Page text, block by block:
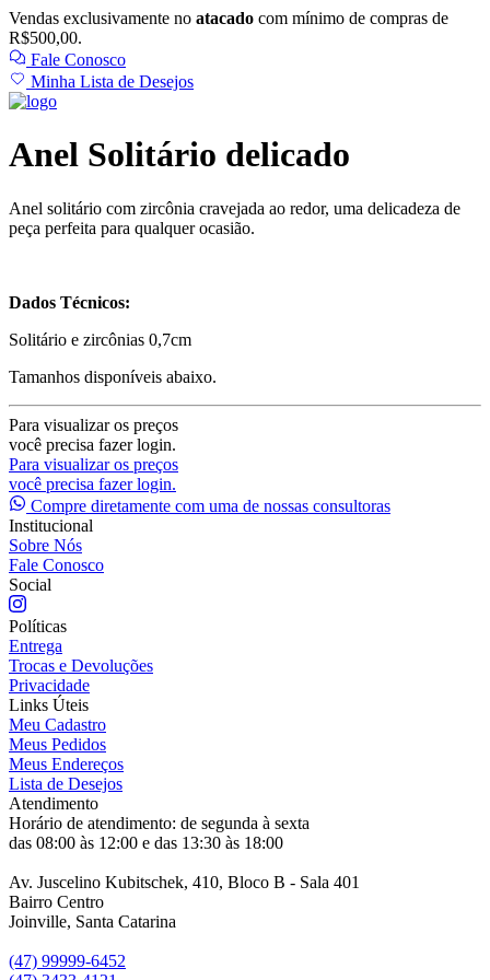
Vendas exclusivamente no atacado com mínimo de compras de
R$500,00.
Fale Conosco
Minha Lista de Desejos
Anel Solitário delicado
Anel solitário com zircônia cravejada ao redor, uma delicadeza de
peça perfeita para qualquer ocasião.
Dados Técnicos:
Solitário e zircônias 0,7cm
Tamanhos disponíveis abaixo.
Para visualizar os preços
você precisa fazer login.
Para visualizar os preços
você precisa fazer login.
Compre diretamente com uma de nossas consultoras
Institucional
Sobre Nós
Fale Conosco
Social
Políticas
Entrega
Trocas e Devoluções
Privacidade
Links Úteis
Meu Cadastro
Meus Pedidos
Meus Endereços
Lista de Desejos
Atendimento
Horário de atendimento: de segunda à sexta
das 08:00 às 12:00 e das 13:30 às 18:00
Av. Juscelino Kubitschek, 410, Bloco B - Sala 401
Bairro Centro
Joinville, Santa Catarina
(47) 99999-6452